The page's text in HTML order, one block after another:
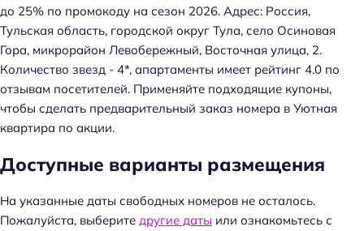
до 25% по промокоду на сезон 2026. Адрес: Россия,
Тульская область, городской округ Тула, село Осиновая
Гора, микрорайон Левобережный, Восточная улица, 2.
Количество звезд - 4*, апартаменты имеет рейтинг 4.0 по
отзывам посетителей. Применяйте подходящие купоны,
чтобы сделать предварительный заказ номера в Уютная
квартира по акции.
Доступные варианты размещения
На указанные даты свободных номеров не осталось.
Пожалуйста, выберите другие даты или ознакомьтесь с